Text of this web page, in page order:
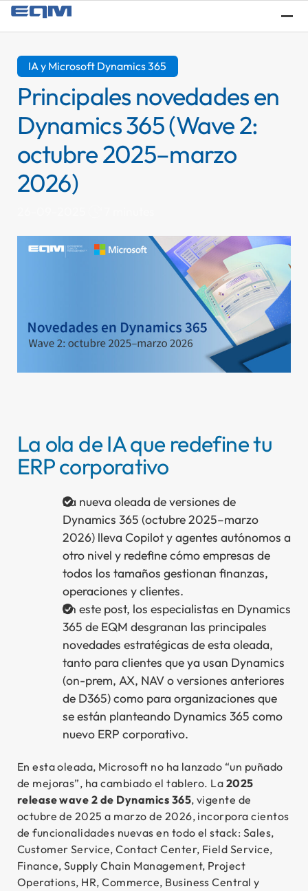
IA y Microsoft Dynamics 365
Principales novedades en
Dynamics 365 (Wave 2:
octubre 2025–marzo
2026)
La ola de IA que redefine tu
ERP corporativo
La nueva oleada de versiones de
Dynamics 365 (octubre 2025–marzo
2026) lleva Copilot y agentes autónomos a
otro nivel y redefine cómo empresas de
todos los tamaños gestionan finanzas,
operaciones y clientes.
En este post, los especialistas en Dynamics
365 de EQM desgranan las principales
novedades estratégicas de esta oleada,
tanto para clientes que ya usan Dynamics
(on-prem, AX, NAV o versiones anteriores
de D365) como para organizaciones que
se están planteando Dynamics 365 como
nuevo ERP corporativo.
En esta oleada, Microsoft no ha lanzado “un puñado
de mejoras”, ha cambiado el tablero. La 2025
release wave 2 de Dynamics 365, vigente de
octubre de 2025 a marzo de 2026, incorpora cientos
de funcionalidades nuevas en todo el stack: Sales,
Customer Service, Contact Center, Field Service,
Finance, Supply Chain Management, Project
Operations, HR, Commerce, Business Central y